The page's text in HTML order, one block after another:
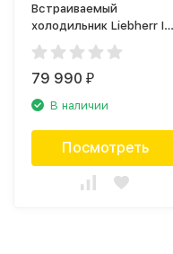
Встраиваемый
холодильник Liebherr IK
3520
79 990₽
В наличии
Посмотреть